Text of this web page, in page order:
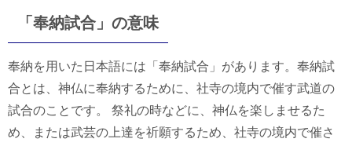
「奉納試合」の意味
奉納を用いた日本語には「奉納試合」があります。奉納試
合とは、神仏に奉納するために、社寺の境内で催す武道の
試合のことです。 祭礼の時などに、神仏を楽しませるた
め、または武芸の上達を祈願するため、社寺の境内で催さ